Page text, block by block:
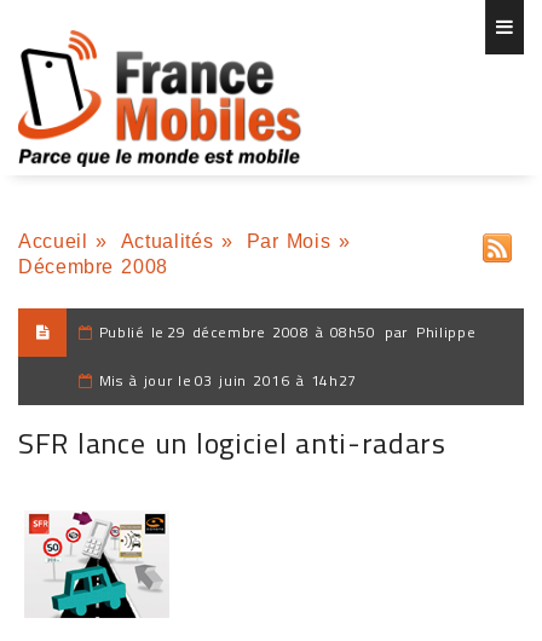
Accueil » Actualités » Par Mois »
Décembre 2008
Publié le 29 décembre 2008 à 08h50 par Philippe
Mis à jour le 03 juin 2016 à 14h27
SFR lance un logiciel anti-radars